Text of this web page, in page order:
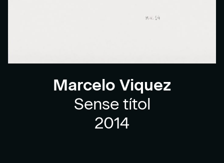
Marcelo Viquez
Sense títol
2014